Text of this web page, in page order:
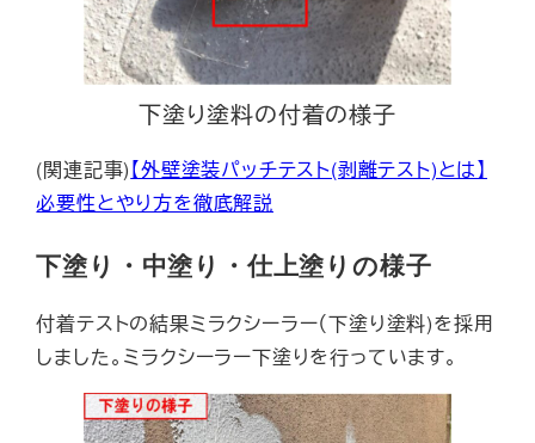
下塗り塗料の付着の様子
(関連記事)【外壁塗装パッチテスト(剥離テスト)とは】
必要性とやり方を徹底解説
下塗り・中塗り・仕上塗りの様子
付着テストの結果ミラクシーラー（下塗り塗料)を採用
しました。ミラクシーラー下塗りを行っています。